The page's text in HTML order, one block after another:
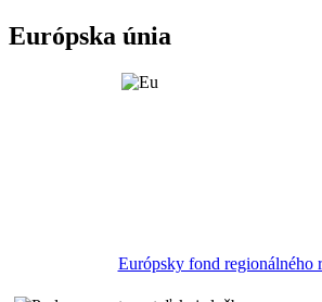
Európska únia
Európsky fond regionálného